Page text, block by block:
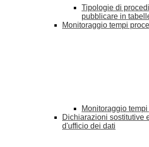
Tipologie di
pubblicare in
Monitoraggio tempi
Monitoraggio
Dichiarazioni sostitutive
d'ufficio dei dati